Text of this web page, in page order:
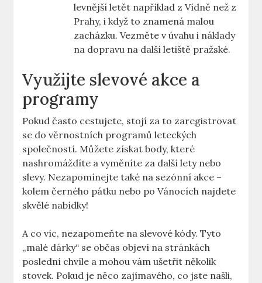
levnější letět například z Vídně než z
Prahy, i když to znamená malou
zacházku. Vezměte v úvahu i náklady
na dopravu na další letiště pražské.
Využijte slevové akce a
programy
Pokud často cestujete, stojí za to zaregistrovat
se do věrnostních programů leteckých
společností. Můžete získat body, které
nashromáždíte a vyměníte za další lety nebo
slevy. Nezapomínejte také na sezónní akce –
kolem černého pátku nebo po Vánocích najdete
skvělé nabídky!
A co víc, nezapomeňte na slevové kódy. Tyto
„malé dárky“ se občas objeví na stránkách
poslední chvíle a mohou vám ušetřit několik
stovek. Pokud je něco zajímavého, co jste našli,